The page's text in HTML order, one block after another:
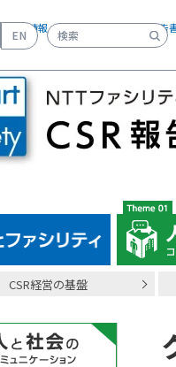
EN 検索キーワード入力
>会社情報>CSRの取り組み>CSR報告
CSR経営の基盤